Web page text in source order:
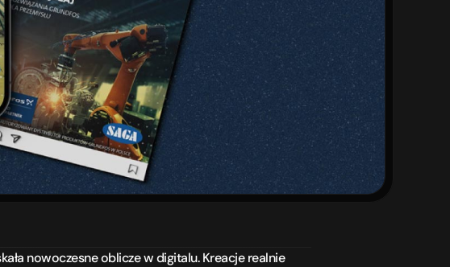
nowoczesne oblicze w digitalu. Kreacje realnie